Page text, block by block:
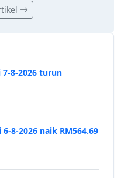
7-8-2026 turun
8-2026 naik RM564.69